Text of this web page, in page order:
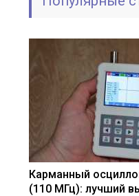
Карманный
(110 МГц): лучший